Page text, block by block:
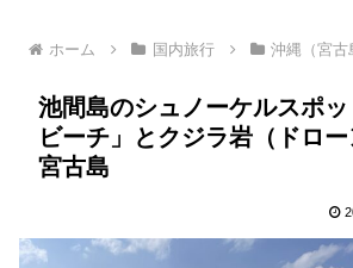
ホーム 国内旅行 沖縄（宮古
池間島のシュノーケルスポ
ビーチ」とクジラ岩（ドロー
宮古島